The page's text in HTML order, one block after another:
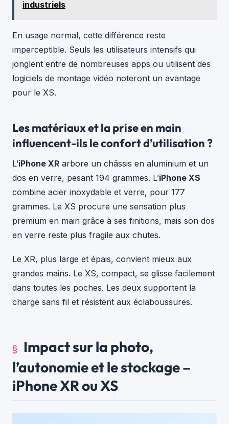
industriels
En usage normal, cette différence reste
imperceptible. Seuls les utilisateurs intensifs qui
jonglent entre de nombreuses apps ou utilisent des
logiciels de montage vidéo noteront un avantage
pour le XS.
Les matériaux et la prise en main
influencent-ils le confort d’utilisation ?
L’iPhone XR arbore un châssis en aluminium et un
dos en verre, pesant 194 grammes. L’iPhone XS
combine acier inoxydable et verre, pour 177
grammes. Le XS procure une sensation plus
premium en main grâce à ses finitions, mais son dos
en verre reste plus fragile aux chutes.
Le XR, plus large et épais, convient mieux aux
grandes mains. Le XS, compact, se glisse facilement
dans toutes les poches. Les deux supportent la
charge sans fil et résistent aux éclaboussures.
Impact sur la photo,
l’autonomie et le stockage –
iPhone XR ou XS